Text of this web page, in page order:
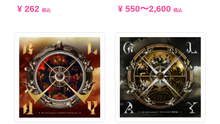
¥ 262 税込 ¥ 550〜2,600 税込